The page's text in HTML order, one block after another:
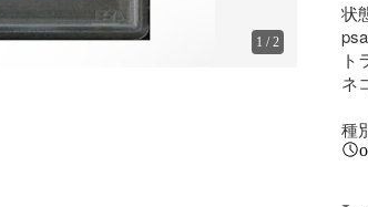
1 /2
状
ト
ネ
種